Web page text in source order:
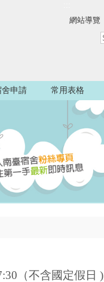
網站導覽
舍申請 常用表格
（不含國定假日 )